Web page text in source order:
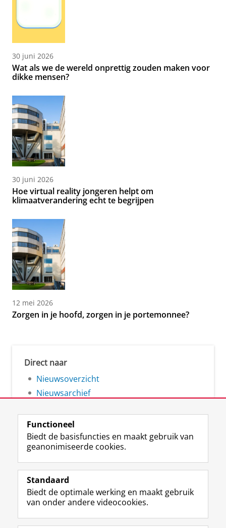
30 juni 2026
Wat als we de wereld onprettig zouden maken voor
dikke mensen?
30 juni 2026
Hoe virtual reality jongeren helpt om
klimaatverandering echt te begrijpen
12 mei 2026
Zorgen in je hoofd, zorgen in je portemonnee?
Direct naar
Nieuwsoverzicht
Nieuwsarchief
Volg de RUG
F
a
e
b
o
L
i
k
e
I
R
S
-
f
e
I
n
t
r
Y
o
T
e
Studiekiezers
Functioneel
Biedt de basisfuncties en maakt gebruik van
geanonimiseerde cookies.
Standaard
Biedt de optimale werking en maakt gebruik
van onder andere videocookies.